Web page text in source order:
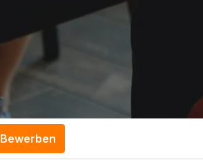
Bewerben